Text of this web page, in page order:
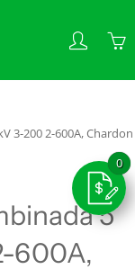
3-200 2-600A, Chardon
5
600A,